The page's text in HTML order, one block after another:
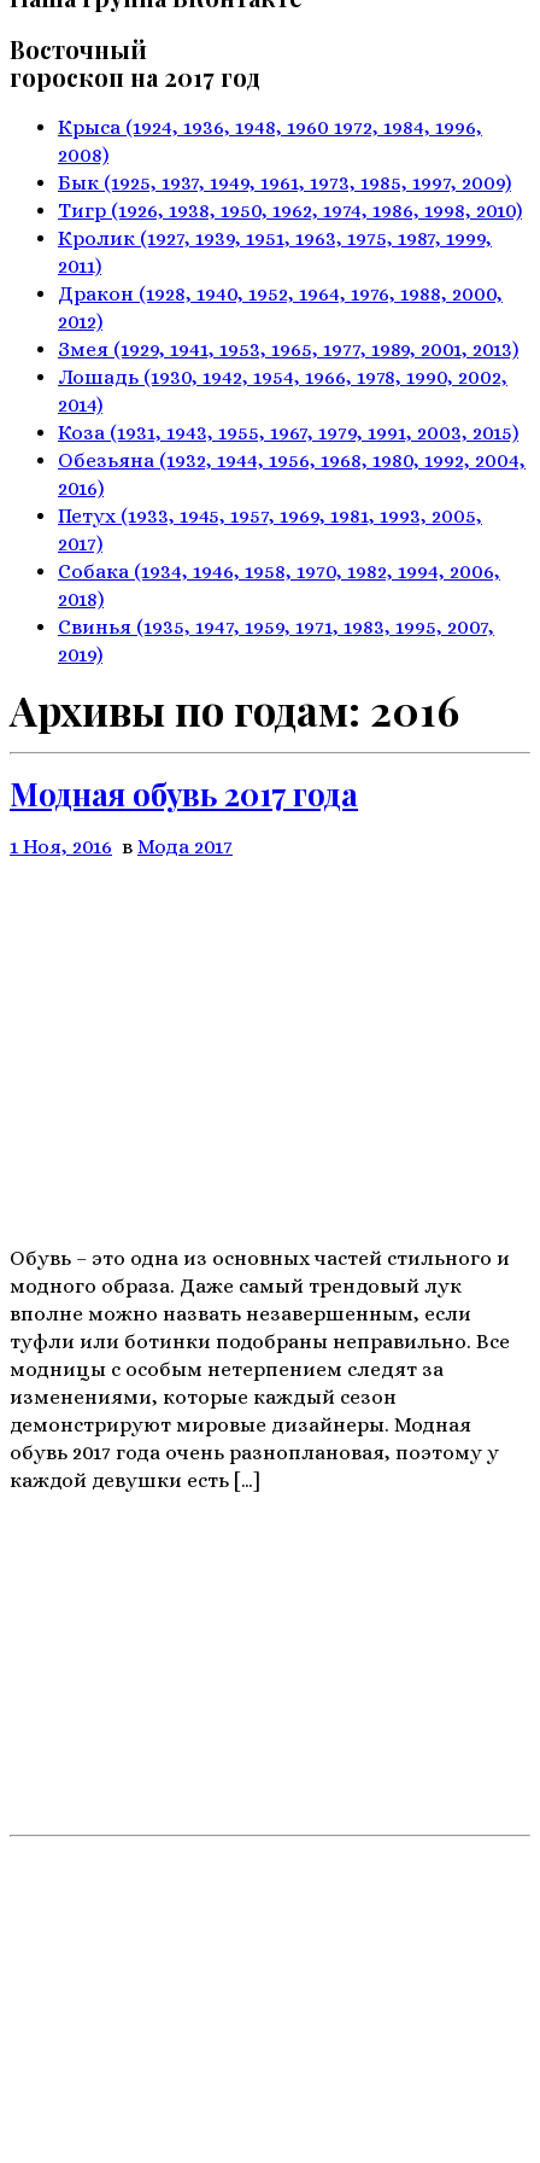
Восточный
гороскоп на 2017 год
Крыса (1924, 1936, 1948, 1960 1972, 1984, 1996,
2008)
Бык (1925, 1937, 1949, 1961, 1973, 1985, 1997, 2009)
Тигр (1926, 1938, 1950, 1962, 1974, 1986, 1998, 2010)
Кролик (1927, 1939, 1951, 1963, 1975, 1987, 1999,
2011)
Дракон (1928, 1940, 1952, 1964, 1976, 1988, 2000,
2012)
Змея (1929, 1941, 1953, 1965, 1977, 1989, 2001, 2013)
Лошадь (1930, 1942, 1954, 1966, 1978, 1990, 2002,
2014)
Коза (1931, 1943, 1955, 1967, 1979, 1991, 2003, 2015)
Обезьяна (1932, 1944, 1956, 1968, 1980, 1992, 2004,
2016)
Петух (1933, 1945, 1957, 1969, 1981, 1993, 2005,
2017)
Собака (1934, 1946, 1958, 1970, 1982, 1994, 2006,
2018)
Свинья (1935, 1947, 1959, 1971, 1983, 1995, 2007,
2019)
Архивы по годам: 2016
Модная обувь 2017 года
1 Ноя, 2016 в Мода 2017
Обувь – это одна из основных частей стильного и
модного образа. Даже самый трендовый лук
вполне можно назвать незавершенным, если
туфли или ботинки подобраны неправильно. Все
модницы с особым нетерпением следят за
изменениями, которые каждый сезон
демонстрируют мировые дизайнеры. Модная
обувь 2017 года очень разноплановая, поэтому у
каждой девушки есть […]